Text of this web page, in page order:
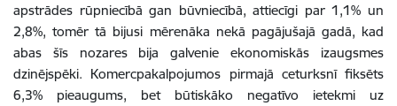
apstrādes rūpniecībā gan būvniecībā, attiecīgi par 1,1% un
2,8%, tomēr tā bijusi mērenāka nekā pagājušajā gadā, kad
abas šīs nozares bija galvenie ekonomiskās izaugsmes
dzinējspēki. Komercpakalpojumos pirmajā ceturksnī fiksēts
6,3% pieaugums, bet būtiskāko negatīvo ietekmi uz